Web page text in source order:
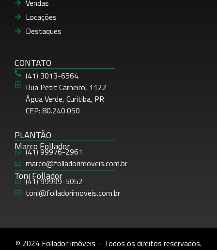
Vendas
Locações
Destaques
CONTATO
(41) 3013-6564
Rua Petit Carneiro, 1122
Água Verde, Curitiba, PR
CEP: 80.240.050
PLANTÃO
Marco Follador
(41) 99976-2961
marco@folladorimoveis.com.br
Toni Follador
(41) 99999-5052
toni@folladorimoveis.com.br
© 2024 Follador Imóveis – Todos os direitos reservados.